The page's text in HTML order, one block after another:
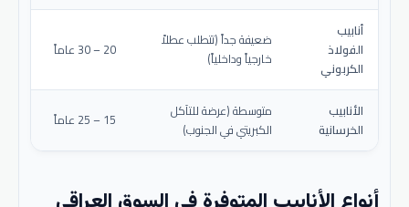
أنابيب
الفولاذ
الكربوني
ضعيفة جداً (تتطلب عطلاً
خارجياً وداخلياً)
20 – 30 عاماً
الأنابيب
الخرسانية
متوسطة (عرضة للتآكل
الكبريتي في الجنوب)
15 – 25 عاماً